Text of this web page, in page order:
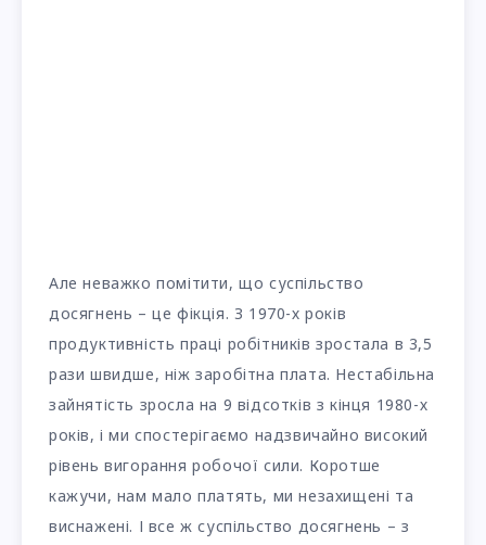
Але неважко помітити, що суспільство
досягнень – це фікція. З 1970-х років
продуктивність праці робітників зростала в 3,5
рази швидше, ніж заробітна плата. Нестабільна
зайнятість зросла на 9 відсотків з кінця 1980-х
років, і ми спостерігаємо надзвичайно високий
рівень вигорання робочої сили. Коротше
кажучи, нам мало платять, ми незахищені та
виснажені. І все ж суспільство досягнень – з